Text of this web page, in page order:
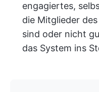
engagiertes,
die Mitglieder
sind oder nicht
das System ins